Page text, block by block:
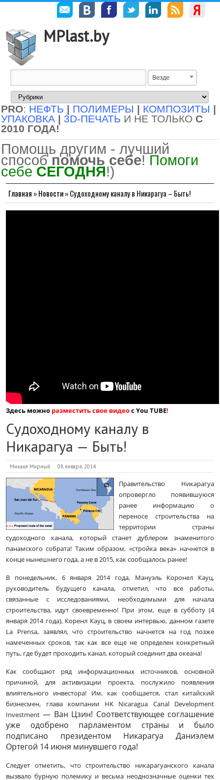
MPlast.by
Везде
PRO: НЕФТЬ | ПОЛИМЕРЫ | КОМПОЗИТЫ |
УПАКОВКА | 3D-ПЕЧАТЬ И НЕ ТОЛЬКО С
2010 ГОДА!
Помощь другим - лучший
способ помочь себе! Помоги
себе СЕГОДНЯ!)
Главная »Новости»Судоходному каналу в Никарагуа – Быть!
Здесь можно разместить свое видеос You TUBE!
Судоходному каналу в
Никарагуа — Быть!
Михаил Мирный 08 января, 2014
Правительство Никарагуа
опровергло появившуюся
ранее информацию о
переносе строительства на
территории страны
судоходного канала, который станет дублером знаменитого
панамского собрата! Таким образом, «стройка века» начнется в
конце нынешнего года, а не в 2015, как сообщалось ранее!
В понедельник, 6 января 2014 года, Мануэль Коронел Кауц,
руководитель будущего канала, отметил, что все работы,
связанные с исследованиями, необходимыми для начала
строительства, идут своевременно! При этом, еще в субботу (4
января 2014 года), Коренл Кауц, в своем интервью, данном газете
La Prensa, заявлял, что строительство начнется на год позже
намеченных сроков, так как все еще не определен конкретный
путь, где будет проходить канал, который соединит два океана!
Как сообщают ряд информационных источников, основной
причиной, для активизации проекта, послужило появления
влиятельного инвестора! Им, как сообщается, стал китайский
бизнесмен, глава компании HK Nicaragua Canal Development
Investment — Ван Цзин! Соответствующее соглашение
уже одобрено парламентом страны и было
подписано президентом Никарагуа Дани­элем
Ортегой 14 июня минувшего года!
Следует отметить, что строительство никарагуанского канала
вызвало бурную полемику и весьма неоднозначные оценки тех